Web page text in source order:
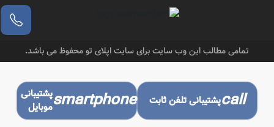
تمامی مطالب این وب سایت برای سایت اپلای تو محفوظ می باشد.
callپشتیبانی تلفن ثابت smartphoneپشتیبانی
موبایل